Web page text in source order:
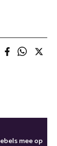
mee op